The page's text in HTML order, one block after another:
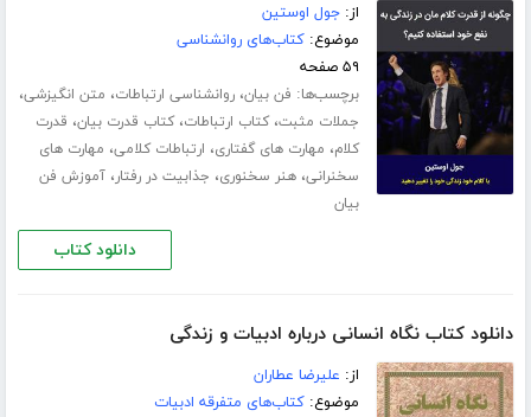
از:جول اوستین
موضوع:کتاب‌های روانشناسی
۵۹ صفحه
برچسب‌ها: فن بیان،روانشناسی ارتباطات، متن انگیزشی،
جملات مثبت،کتاب ارتباطات،کتاب قدرت بیان، قدرت
کلام، مهارت های گفتاری، ارتباطات کلامی، مهارت های
سخنرانی،هنر سخنوری، جذابیت در رفتار،آموزش فن
بیان
دانلود کتاب
دانلود کتاب نگاه انسانی درباره ادبیات و زندگی
از: علیرضا عطاران
موضوع:کتاب‌های متفرقه ادبیات